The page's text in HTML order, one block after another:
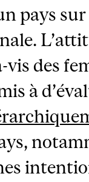
pays
vis des
à